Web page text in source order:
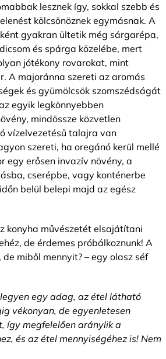
lesznek így, sokkal szebb és
kölcsönöznek egymásnak. A
gyakran ültetik még sárgarépa,
és spárga közelébe, mert
jótékony rovarokat, mint
A majoránna szereti az aromás
és gyümölcsök szomszédságát
egyik legkönnyebben
mindössze közvetlen
vízelvezetésű talajra van
szereti, ha oregánó kerül mellé
egy erősen invazív növény, a
cserépbe, vagy konténerbe
belül belepi majd az egész
konyha művészetét elsajátítani
de érdemes próbálkoznunk! A
de miből mennyit? – egy olasz séf
egy adag, az étel látható
vékonyan, de egyenletesen
így megfelelően aránylik a
és az étel mennyiségéhez is! Nem